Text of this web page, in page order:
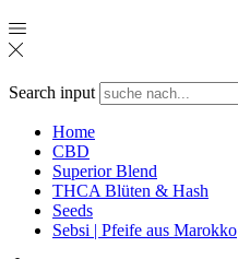
Search input
Home
CBD
Superior Blend
THCA Blüten & Hash
Seeds
Sebsi | Pfeife aus Marokko